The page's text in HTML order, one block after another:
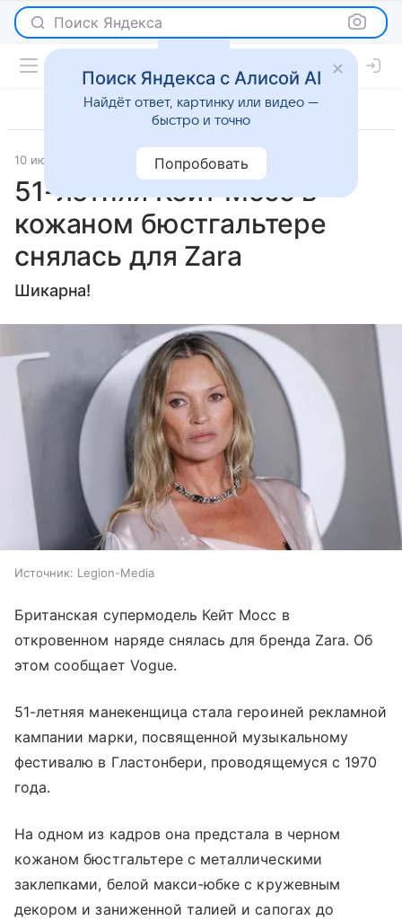
Поиск Яндекса
10 июня 2025 Светская жизнь
51-летняя Кейт Мосс в
кожаном бюстгальтере
снялась для Zara
Шикарна!
Источник: Legion-Media
Британская супермодель Кейт Мосс в
откровенном наряде снялась для бренда Zara. Об
этом сообщает Vogue.
51-летняя манекенщица стала героиней рекламной
кампании марки, посвященной музыкальному
фестивалю в Гластонбери, проводящемуся с 1970
года.
На одном из кадров она предстала в черном
кожаном бюстгальтере с металлическими
заклепками, белой макси-юбке с кружевным
декором и заниженной талией и сапогах до
Поиск Яндекса с Алисой AI
Найдёт ответ, картинку или видео —
быстро и точно
Попробовать